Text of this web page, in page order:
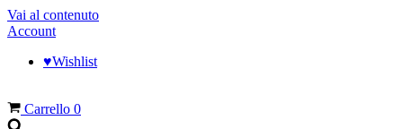
Vai al contenuto
Account
♥︎Wishlist
Carrello 0